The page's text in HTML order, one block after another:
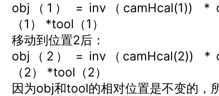
obj（1） = inv（camHcal(1)) *
（1） *tool（1）
移动到位置2后：
obj（2） = inv（camHcal(2)) *
（2） *tool（2）
因为obj和tool的相对位置是不变的，